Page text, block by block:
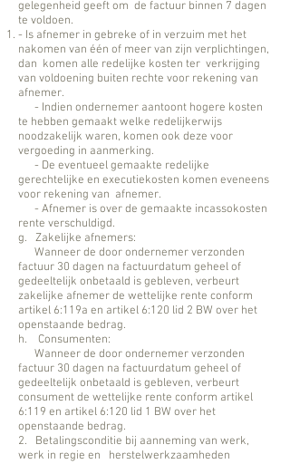
gelegenheid geeft om de factuur binnen 7 dagen
te voldoen.
- Is afnemer in gebreke of in verzuim met het
nakomen van één of meer van zijn verplichtingen,
dan komen alle redelijke kosten ter verkrijging
van voldoening buiten rechte voor rekening van
afnemer.
- Indien ondernemer aantoont hogere kosten
te hebben gemaakt welke redelijkerwijs
noodzakelijk waren, komen ook deze voor
vergoeding in aanmerking.
- De eventueel gemaakte redelijke
gerechtelijke en executiekosten komen eveneens
voor rekening van afnemer.
- Afnemer is over de gemaakte incassokosten
rente verschuldigd.
g. Zakelijke afnemers:
Wanneer de door ondernemer verzonden
factuur 30 dagen na factuurdatum geheel of
gedeeltelijk onbetaald is gebleven, verbeurt
zakelijke afnemer de wettelijke rente conform
artikel 6:119a en artikel 6:120 lid 2 BW over het
openstaande bedrag.
h. Consumenten:
Wanneer de door ondernemer verzonden
factuur 30 dagen na factuurdatum geheel of
gedeeltelijk onbetaald is gebleven, verbeurt
consument de wettelijke rente conform artikel
6:119 en artikel 6:120 lid 1 BW over het
openstaande bedrag.
2. Betalingsconditie bij aanneming van werk,
werk in regie en herstelwerkzaamheden